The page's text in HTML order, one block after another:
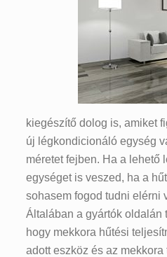
kiegészítő dolog is, amiket
új légkondicionáló egység
méretet fejben. Ha a lehető
egységet is veszed, ha a
sohasem fogod tudni elérni
Általában a gyártók oldalán
hogy mekkora hűtési
adott eszköz és az